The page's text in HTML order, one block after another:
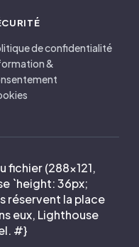
de confidentialité
&
fichier (288×121,
`height: 36px;
réservent la place
eux, Lighthouse
#}